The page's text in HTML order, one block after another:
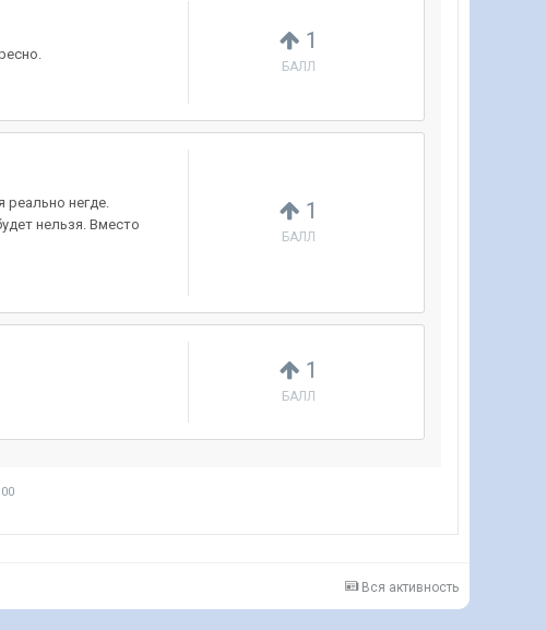
1
БАЛЛ
1
БАЛЛ
реально негде.
нельзя. Вместо
1
БАЛЛ
Вся активность